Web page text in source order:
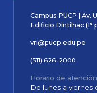
Campus PUCP | Av.
Edificio Dintilhac (1°
vri@pucp.edu.pe
(511) 626-2000
Horario de atención
De lunes a viernes